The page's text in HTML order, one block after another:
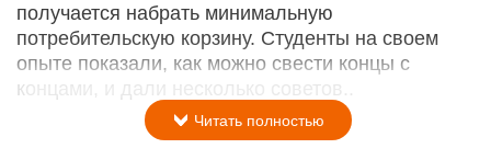
получается набрать минимальную
потребительскую корзину. Студенты на своем
опыте показали, как можно свести концы с
концами, и дали несколько советов..
Читать полностью